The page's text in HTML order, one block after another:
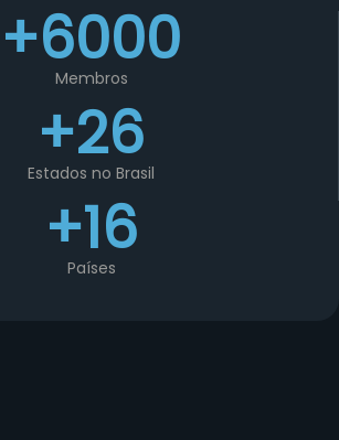
+6000
Membros
+26
Estados no Brasil
+16
Países